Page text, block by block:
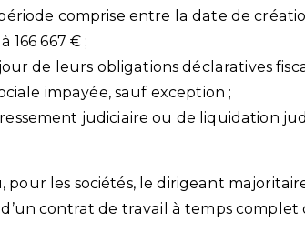
comprise entre la date de
166 667 € ;
de leurs obligations déclaratives
impayée, sauf exception ;
judiciaire ou de liquidation
les sociétés, le dirigeant
contrat de travail à temps complet